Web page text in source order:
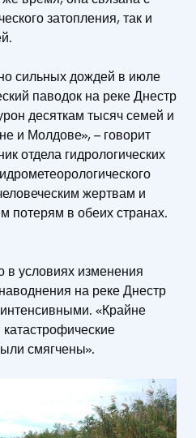
затопления, так и
сильных дождей в июле
паводок на реке Днестр
десяткам тысяч семей и
и Молдове», – говорит
отдела гидрологических
жертвам и
потерям в обеих странах.
в условиях изменения
на реке Днестр
«Крайне
смягчены».